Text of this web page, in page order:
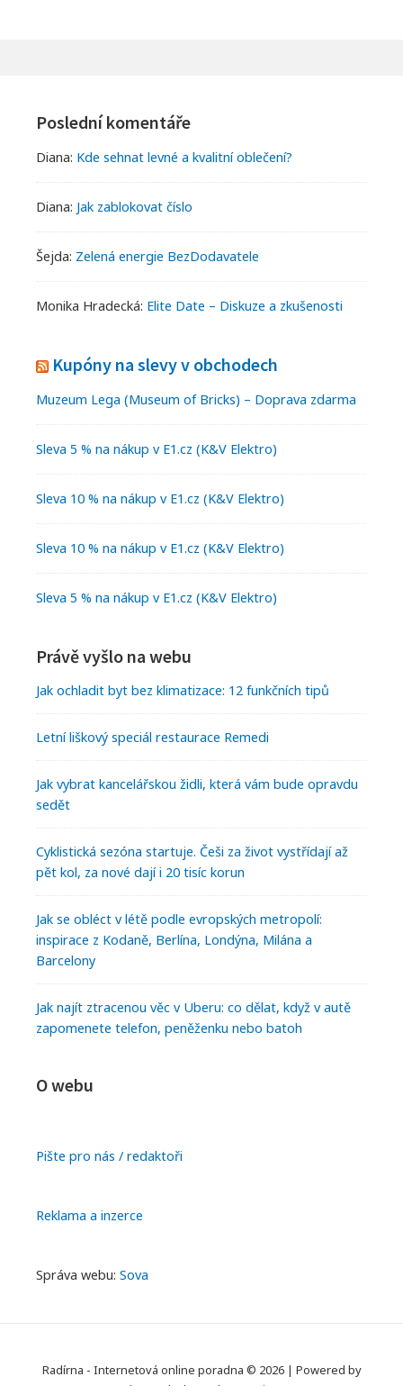
Widgets
Poslední komentáře
Diana: Kde sehnat levné a kvalitní oblečení?
Diana: Jak zablokovat číslo
Šejda: Zelená energie BezDodavatele
Monika Hradecká: Elite Date – Diskuze a zkušenosti
Kupóny na slevy v obchodech
Muzeum Lega (Museum of Bricks) – Doprava zdarma
Sleva 5 % na nákup v E1.cz (K&V Elektro)
Sleva 10 % na nákup v E1.cz (K&V Elektro)
Sleva 10 % na nákup v E1.cz (K&V Elektro)
Sleva 5 % na nákup v E1.cz (K&V Elektro)
Právě vyšlo na webu
Jak ochladit byt bez klimatizace: 12 funkčních tipů
Letní liškový speciál restaurace Remedi
Jak vybrat kancelářskou židli, která vám bude opravdu
sedět
Cyklistická sezóna startuje. Češi za život vystřídají až
pět kol, za nové dají i 20 tisíc korun
Jak se obléct v létě podle evropských metropolí:
inspirace z Kodaně, Berlína, Londýna, Milána a
Barcelony
Jak najít ztracenou věc v Uberu: co dělat, když v autě
zapomenete telefon, peněženku nebo batoh
O webu
Pište pro nás / redaktoři
Reklama a inzerce
Správa webu: Sova
Radírna - Internetová online poradna © 2026 | Powered by